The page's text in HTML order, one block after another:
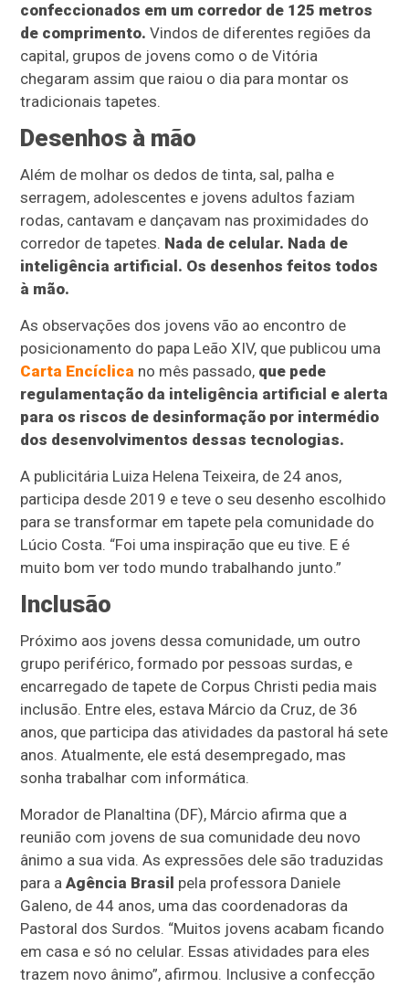
confeccionados em um corredor de 125 metros
de comprimento. Vindos de diferentes regiões da
capital, grupos de jovens como o de Vitória
chegaram assim que raiou o dia para montar os
tradicionais tapetes.
Desenhos à mão
Além de molhar os dedos de tinta, sal, palha e
serragem, adolescentes e jovens adultos faziam
rodas, cantavam e dançavam nas proximidades do
corredor de tapetes. Nada de celular. Nada de
inteligência artificial. Os desenhos feitos todos
à mão.
As observações dos jovens vão ao encontro de
posicionamento do papa Leão XIV, que publicou uma
Carta Encíclica no mês passado, que pede
regulamentação da inteligência artificial e alerta
para os riscos de desinformação por intermédio
dos desenvolvimentos dessas tecnologias.
A publicitária Luiza Helena Teixeira, de 24 anos,
participa desde 2019 e teve o seu desenho escolhido
para se transformar em tapete pela comunidade do
Lúcio Costa. “Foi uma inspiração que eu tive. E é
muito bom ver todo mundo trabalhando junto.”
Inclusão
Próximo aos jovens dessa comunidade, um outro
grupo periférico, formado por pessoas surdas, e
encarregado de tapete de Corpus Christi pedia mais
inclusão. Entre eles, estava Márcio da Cruz, de 36
anos, que participa das atividades da pastoral há sete
anos. Atualmente, ele está desempregado, mas
sonha trabalhar com informática.
Morador de Planaltina (DF), Márcio afirma que a
reunião com jovens de sua comunidade deu novo
ânimo a sua vida. As expressões dele são traduzidas
para aAgência Brasil pela professora Daniele
Galeno, de 44 anos, uma das coordenadoras da
Pastoral dos Surdos. “Muitos jovens acabam ficando
em casa e só no celular. Essas atividades para eles
trazem novo ânimo”, afirmou. Inclusive a confecção